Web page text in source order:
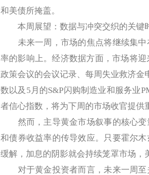
和美债所掩盖。
本周展望：数据与冲突交织的关键
未来一周，市场的焦点将继续集中
率的影响上。经济数据方面，市场将
政策会议的会议记录、每周失业救济
数以及5月的S&P闪购制造业和服务业
者信心指数，将为下周的市场收官提供
然而，主导黄金市场叙事的核心变
和债券收益率的传导效应。只要霍尔
缓解，加息的阴影就会持续笼罩市场
对于黄金投资者而言，未来一周至